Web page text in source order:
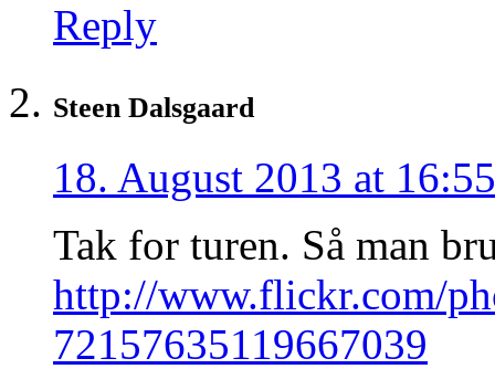
Reply
Steen Dalsgaard
18. August 2013 at 16:55
Tak for turen. Så man
http://www.flickr.com/
72157635119667039